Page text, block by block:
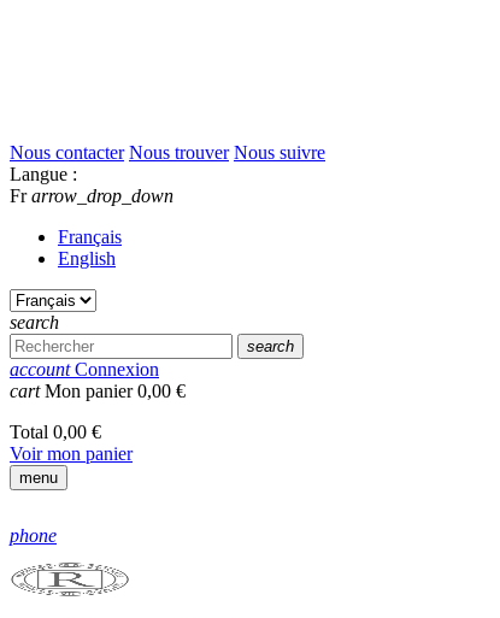
Nous contacter Nous trouver Nous suivre
Langue :
Fr arrow_drop_down
Français
English
search
search
account Connexion
cart Mon panier0,00 €
Total 0,00 €
Voir mon panier
menu
phone